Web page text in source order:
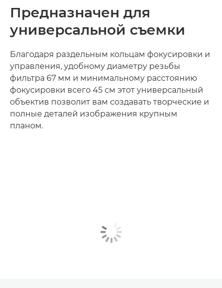
Предназначен для
универсальной съемки
Благодаря раздельным кольцам фокусировки и
управления, удобному диаметру резьбы
фильтра 67 мм и минимальному расстоянию
фокусировки всего 45 см этот универсальный
объектив позволит вам создавать творческие и
полные деталей изображения крупным
планом.